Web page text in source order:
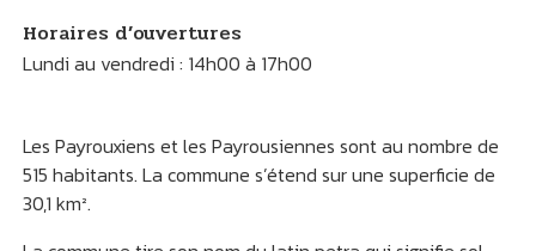
Horaires d’ouvertures
Lundi au vendredi : 14h00 à 17h00
Les Payrouxiens et les Payrousiennes sont au nombre de
515 habitants. La commune s’étend sur une superficie de
30,1 km².